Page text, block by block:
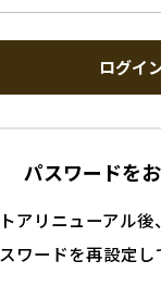
ログイ
パスワードを
アリニューアル
ワードを再設定し